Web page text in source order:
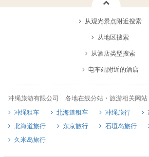
从观光景点附近搜索
从地区搜索
从酒店类型搜索
电车站附近的酒店
冲绳旅游有限公司 各地在线分站・旅游相关网站
冲绳租车
北海道租车 冲绳旅行
北海道旅行
东京旅行 石垣岛旅行
久米岛旅行